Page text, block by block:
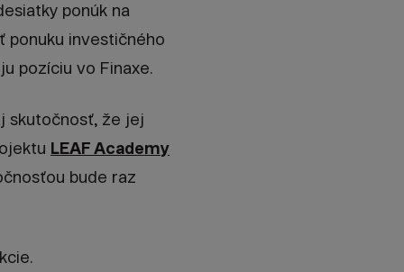
ponúk na
ponuku investičného
pozíciu vo Finaxe.
skutočnosť, že jej
LEAF Academy
bude raz